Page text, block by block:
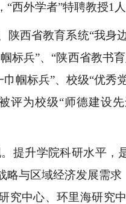
西外学者”特聘教授1人
陕西省教育系统“我身
标兵”、“陕西省教书
帼标兵”、校级“优秀
评为校级“师德建设
提升学院科研水平，
与区域经济发展需
究中心、环里海研究